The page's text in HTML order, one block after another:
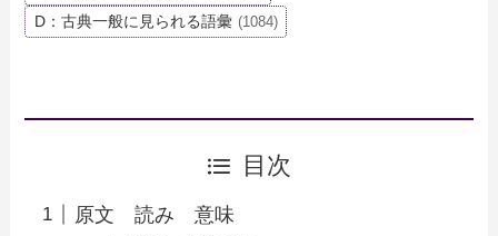
D：古典一般に見られる語彙 (1084)
目次
原文 読み 意味